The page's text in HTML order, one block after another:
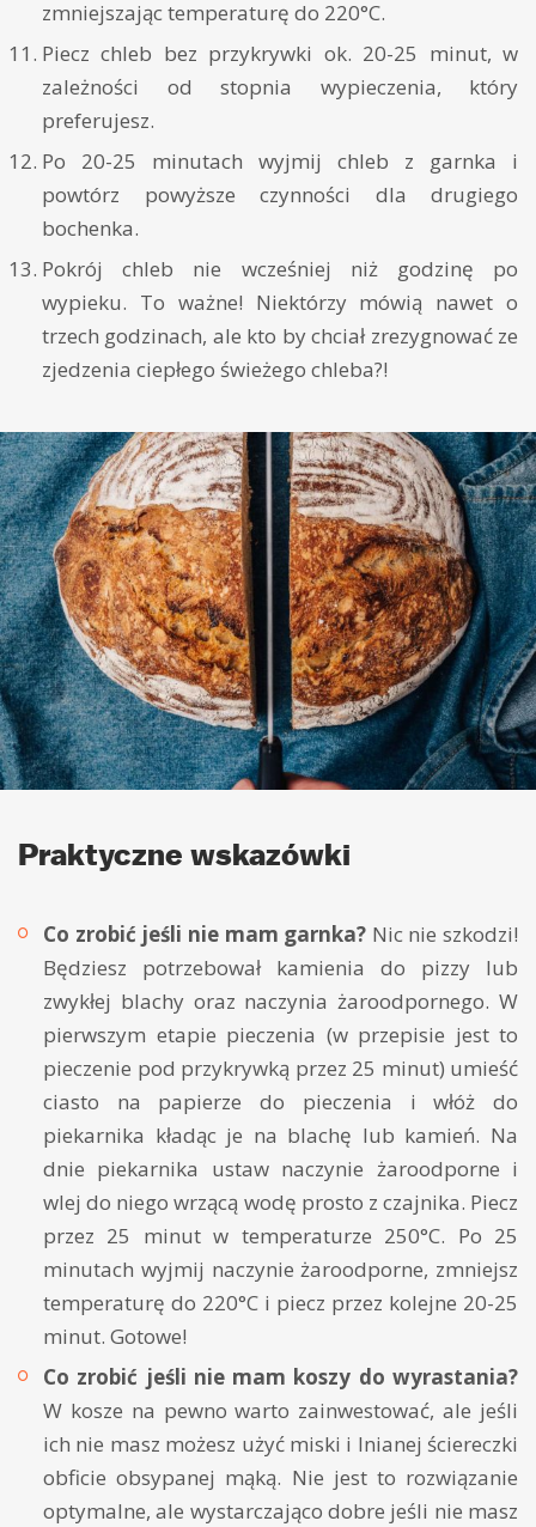
zmniejszając temperaturę do 220°C.
Piecz chleb bez przykrywki ok. 20-25 minut, w
zależności od stopnia wypieczenia, który
preferujesz.
Po 20-25 minutach wyjmij chleb z garnka i
powtórz powyższe czynności dla drugiego
bochenka.
Pokrój chleb nie wcześniej niż godzinę po
wypieku. To ważne! Niektórzy mówią nawet o
trzech godzinach, ale kto by chciał zrezygnować ze
zjedzenia ciepłego świeżego chleba?!
Praktyczne wskazówki
Co zrobić jeśli nie mam garnka? Nic nie szkodzi!
Będziesz potrzebował kamienia do pizzy lub
zwykłej blachy oraz naczynia żaroodpornego. W
pierwszym etapie pieczenia (w przepisie jest to
pieczenie pod przykrywką przez 25 minut) umieść
ciasto na papierze do pieczenia i włóż do
piekarnika kładąc je na blachę lub kamień. Na
dnie piekarnika ustaw naczynie żaroodporne i
wlej do niego wrzącą wodę prosto z czajnika. Piecz
przez 25 minut w temperaturze 250°C. Po 25
minutach wyjmij naczynie żaroodporne, zmniejsz
temperaturę do 220°C i piecz przez kolejne 20-25
minut. Gotowe!
Co zrobić jeśli nie mam koszy do wyrastania?
W kosze na pewno warto zainwestować, ale jeśli
ich nie masz możesz użyć miski i lnianej ściereczki
obficie obsypanej mąką. Nie jest to rozwiązanie
optymalne, ale wystarczająco dobre jeśli nie masz